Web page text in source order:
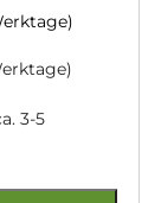
3-5